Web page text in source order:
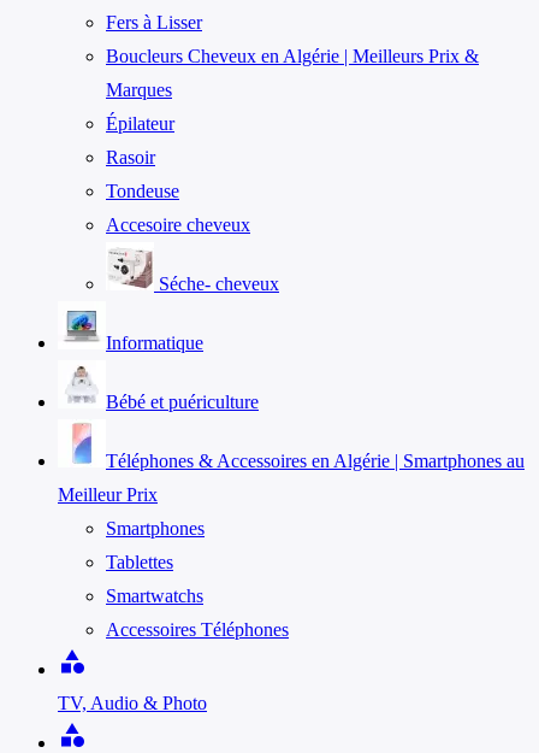
Fers à Lisser
Boucleurs Cheveux en Algérie | Meilleurs Prix &
Marques
Épilateur
Rasoir
Tondeuse
Accesoire cheveux
Séche- cheveux
Informatique
Bébé et puériculture
Téléphones & Accessoires en Algérie | Smartphones au
Meilleur Prix
Smartphones
Tablettes
Smartwatchs
Accessoires Téléphones
category
TV, Audio & Photo
category